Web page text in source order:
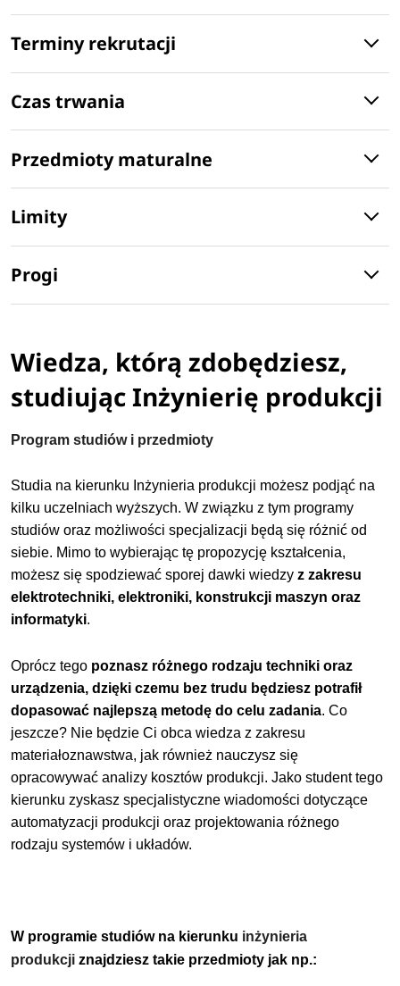
Terminy rekrutacji
Czas trwania
Przedmioty maturalne
Limity
Progi
Wiedza, którą zdobędziesz,
studiując Inżynierię produkcji
Program studiów i przedmioty
Studia na kierunku Inżynieria produkcji możesz podjąć na
kilku uczelniach wyższych. W związku z tym programy
studiów oraz możliwości specjalizacji będą się różnić od
siebie. Mimo to wybierając tę propozycję kształcenia,
możesz się spodziewać sporej dawki wiedzyz zakresu
elektrotechniki, elektroniki, konstrukcji maszyn oraz
informatyki.
Oprócz tego poznasz różnego rodzaju techniki oraz
urządzenia, dzięki czemu bez trudu będziesz potrafił
dopasować najlepszą metodę do celu zadania.Co
jeszcze? Nie będzie Ci obca wiedza z zakresu
materiałoznawstwa, jak również nauczysz się
opracowywać analizy kosztów produkcji. Jako student tego
kierunku zyskasz specjalistyczne wiadomości dotyczące
automatyzacji produkcji oraz projektowania różnego
rodzaju systemów i układów.
W programie studiów na kierunku inżynieria
produkcjiznajdziesz takie przedmioty jak np.: